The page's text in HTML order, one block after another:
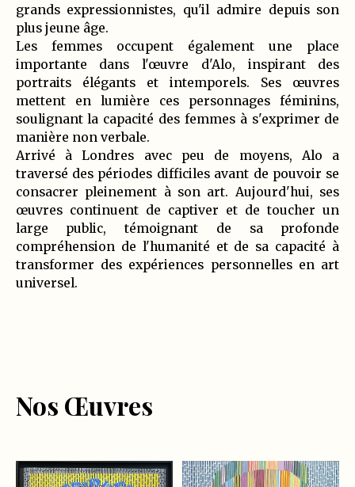
grands expressionnistes, qu'il admire depuis son
plus jeune âge.
Les femmes occupent également une place
importante dans l'œuvre d'Alo, inspirant des
portraits élégants et intemporels. Ses œuvres
mettent en lumière ces personnages féminins,
soulignant la capacité des femmes à s'exprimer de
manière non verbale.
Arrivé à Londres avec peu de moyens, Alo a
traversé des périodes difficiles avant de pouvoir se
consacrer pleinement à son art. Aujourd'hui, ses
œuvres continuent de captiver et de toucher un
large public, témoignant de sa profonde
compréhension de l'humanité et de sa capacité à
transformer des expériences personnelles en art
universel.
Nos Œuvres